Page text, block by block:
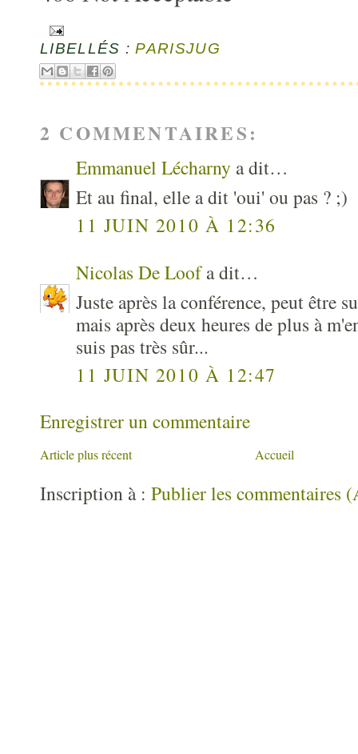
LIBELLÉS :PARISJUG
2 COMMENTAIRES:
Emmanuel Lécharny a dit…
Et au final, elle a dit 'oui' ou pas ? ;)
11 JUIN 2010 À 12:36
Nicolas De Loofa dit…
Juste après la conférence, peut être
mais après deux heures de plus à
suis pas très sûr...
11 JUIN 2010 À 12:47
Enregistrer un commentaire
Article plus récent Accueil
Inscription à : Publier les commentaires